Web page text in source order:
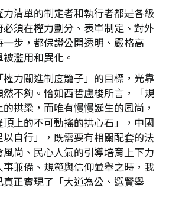
清單的制定者和執行者都是各級
須在權力劃分、表單制定、對外
步，都保證公開透明、嚴格高
濫用和異化。
力關進制度籠子」的目標，光靠
然不夠。恰如西哲盧梭所言，「規
拱梁，而唯有慢慢誕生的風尚，
上的不可動搖的拱心石」，中國
自行」，既需要有相關配套的法
尚、民心人氣的引導培育上下力
兼備、規範與信仰並舉之時，我
正實現了「大道為公、選賢舉